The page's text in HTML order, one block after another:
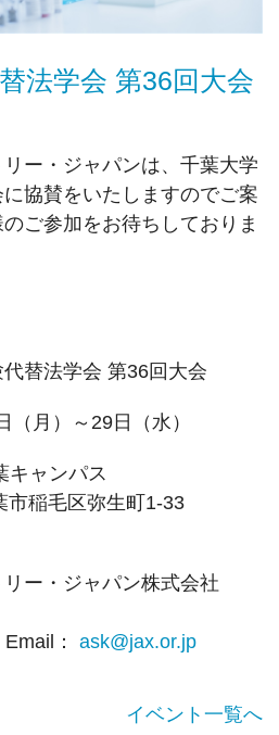
法学会 第36回大会
ー・ジャパンは、千葉大学
協賛をいたしますのでご案
ご参加をお待ちしておりま
替法学会 第36回大会
月）～29日（水）
キャンパス
毛区弥生町1-33
ー・ジャパン株式会社
： ask@jax.or.jp
イベント一覧へ